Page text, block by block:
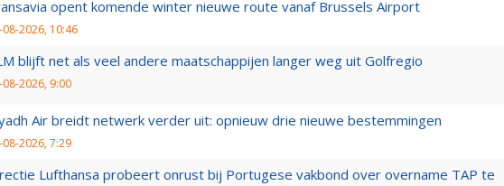
opent komende winter nieuwe route vanaf Brussels Airport
08-2026, 10:46
blijft net als veel andere maatschappijen langer weg uit Golfregio
08-2026, 9:00
Air breidt netwerk verder uit: opnieuw drie nieuwe bestemmingen
08-2026, 7:29
Lufthansa probeert onrust bij Portugese vakbond over overname TAP te